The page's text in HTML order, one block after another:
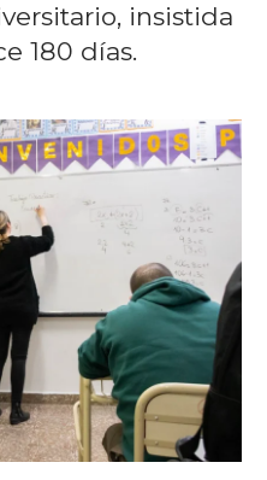
insistida
180 días.